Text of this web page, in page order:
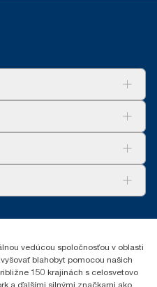
vedúcou spoločnosťou v oblasti
blahobyt pomocou našich
150 krajinách s celosvetovo
a ďalšími silnými značkami ako